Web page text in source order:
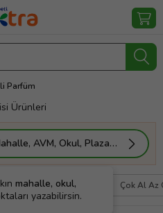
Parfüm
Ürünleri
Gönderim Yeri Seçin (Mahalle, AVM, Okul, Plaza vs.)
mahalle, okul,
yazabilirsin.
Kargo Bedava Çok Al Az